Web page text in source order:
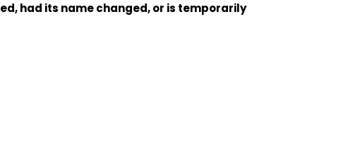
had its name changed, or is temporarily